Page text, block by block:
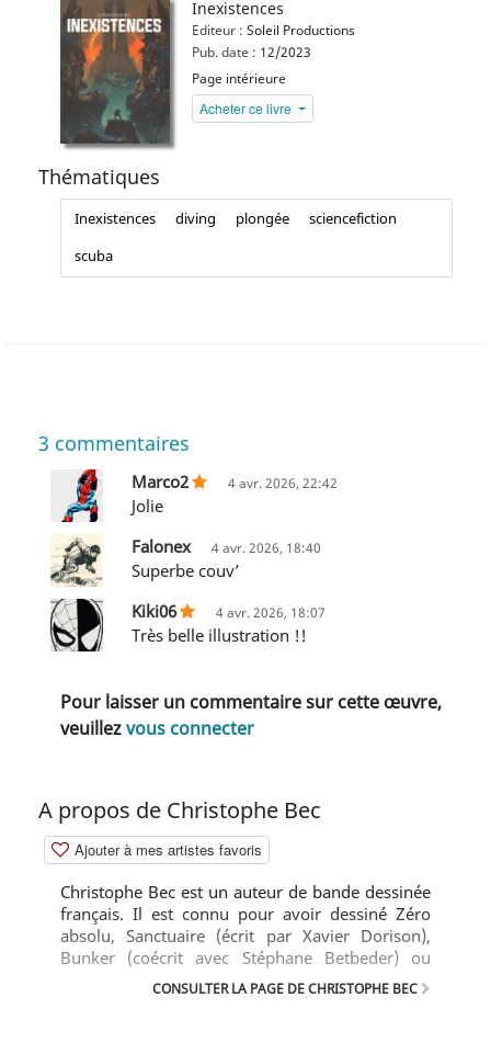
Inexistences
Editeur : Soleil Productions
Pub. date : 12/2023
Page intérieure
Acheter ce livre
Thématiques
Inexistences diving plongée
sciencefiction
scuba
3 commentaires
Marco2 4 avr. 2026, 22:42
jolie
Falonex
4 avr. 2026, 18:40
Superbe couv’
Kiki06
4 avr. 2026, 18:07
Très belle illustration !!
Pour laisser un commentaire sur cette œuvre,
veuillezvous connecter
A propos de Christophe Bec
Ajouter à mes artistes favoris
Christophe Bec est un auteur de bande dessinée
français. Il est connu pour avoir dessiné Zéro
absolu, Sanctuaire (écrit par Xavier Dorison),
Bunker (coécrit avec Stéphane Betbeder) ou
Prométhée. Scénariste prolifique, Christophe Bec
est également l’auteur des séries Pandemonium,
CONSULTER LA PAGE DE CHRISTOPHE BEC